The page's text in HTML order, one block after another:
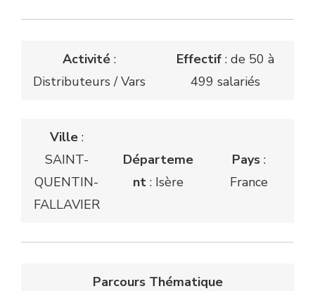
Activité:
Distributeurs / Vars
Effectif : de 50 à
499 salariés
Ville:
SAINT-
QUENTIN-
FALLAVIER
Départeme
nt: Isère
Pays :
France
Parcours Thématique